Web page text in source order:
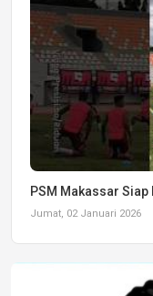
PSM Makassar
Jumat, 02 Januari 2026